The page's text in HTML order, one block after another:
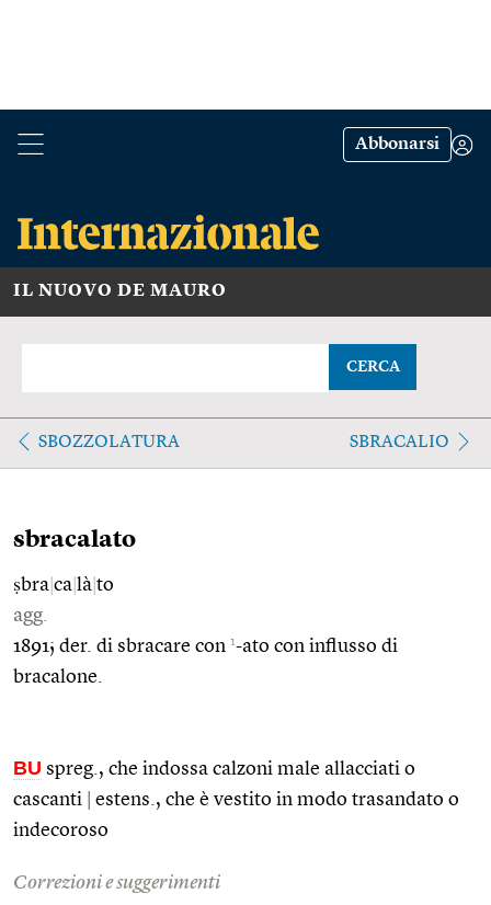
Abbonarsi
IL NUOVO DE MAURO
CERCA
SBOZZOLATURA SBRACALIO
sbracalato
ṣbra ca là to
agg.
1891; der. di sbracare con 1-ato con influsso di
bracalone.
BU spreg., che indossa calzoni male allacciati o
cascanti
estens., che è vestito in modo trasandato o
indecoroso
Correzioni e suggerimenti